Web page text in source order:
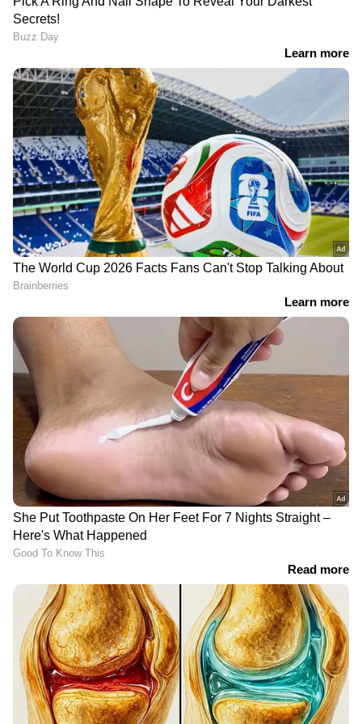
അതിർത്തി 'സ്ട്രോങ്' ആകും;
ബിഎസ്എഫിന് 142.79 ഏക്കർ ഭൂമി
കൈമാറി ബംഗാൾ സർക്കാർ
കർണാടകത്തിൽ നാളെ നിർണായക
കോൺഗ്രസ് നിയമസഭ കക്ഷിയോഗം;
ഡികെ മുഖ്യമന്ത്രി പദത്തിലേക്ക്
DOWNLOAD APP
RECOMMENDED STORIES
വിദ്യാർത്ഥികളുടെ
ശ്രദ്ധയ്ക്ക്, നീറ്റ്
പരീക്ഷയിൽ നിർണായക
ഹർജി സുപ്രീം കോടതി
തള്ളി; പുനഃപരീക്ഷയും
പതിവ് രീതിയിൽ തന്നെ
നടക്കും
എൽ നിനോ പ്രതിഭാസം
വീണ്ടും വരുന്നു;
ഇന്ത്യയടക്കം
രാജ്യങ്ങൾക്കെല്ലാം
ഭീഷണിയെന്ന് വേൾഡ്
പണി തുടങ്ങി പാറ്റകൾ,
ഒരു പ്രമുഖ വ്യക്തി
പാർട്ടിയിൽ ചേരുന്നുവെന്ന്
കോക്രോച്ച് ജനതാപാർട്ടി
കഴുത്തിലൂടെ ടയർ
കയറിയിറങ്ങി, ടോയ്
ട്രെയിനിൽ നിന്ന് വീണ
അഞ്ചുവയസുകാരിക്ക്
ദാരുണാന്ത്യം, സംഭവം